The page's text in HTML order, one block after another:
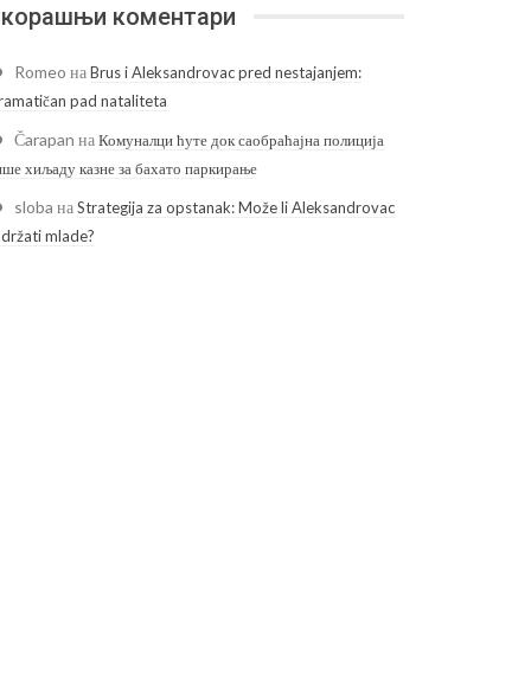
коментари
Romeo наBrus i Aleksandrovac pred nestajanjem:
pad nataliteta
Čarapan наКомуналци ћуте док саобраћајна полиција
хиљаду казне за бахато паркирање
sloba наStrategija za opstanak: Može li Aleksandrovac
mlade?